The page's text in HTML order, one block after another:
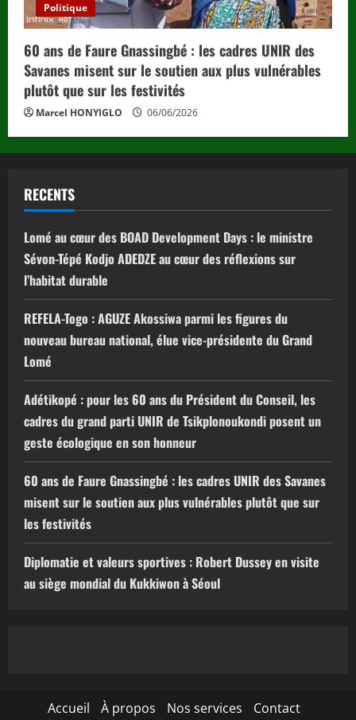
Politique
60 ans de Faure Gnassingbé : les cadres UNIR des
Savanes misent sur le soutien aux plus vulnérables
plutôt que sur les festivités
Marcel HONYIGLO 06/06/2026
RECENTS
Lomé au cœur des BOAD Development Days : le ministre
Sévon-Tépé Kodjo ADEDZE au cœur des réflexions sur
l’habitat durable
REFELA-Togo : AGUZE Akossiwa parmi les figures du
nouveau bureau national, élue vice-présidente du Grand
Lomé
Adétikopé : pour les 60 ans du Président du Conseil, les
cadres du grand parti UNIR de Tsikplonoukondi posent un
geste écologique en son honneur
60 ans de Faure Gnassingbé : les cadres UNIR des Savanes
misent sur le soutien aux plus vulnérables plutôt que sur
les festivités
Diplomatie et valeurs sportives : Robert Dussey en visite
au siège mondial du Kukkiwon à Séoul
Accueil À propos Nos services
Contact